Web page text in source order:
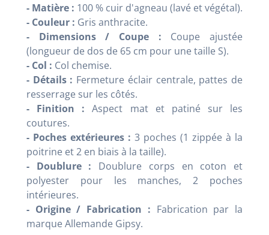
- Matière : 100 % cuir d'agneau (lavé et végétal).
- Couleur : Gris anthracite.
- Dimensions / Coupe : Coupe ajustée
(longueur de dos de 65 cm pour une taille S).
- Col : Col chemise.
- Détails : Fermeture éclair centrale, pattes de
resserrage sur les côtés.
- Finition : Aspect mat et patiné sur les
coutures.
- Poches extérieures : 3 poches (1 zippée à la
poitrine et 2 en biais à la taille).
- Doublure : Doublure corps en coton et
polyester pour les manches, 2 poches
intérieures.
- Origine / Fabrication : Fabrication par la
marque Allemande Gipsy.